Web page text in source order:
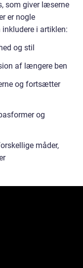
som giver læserne
er nogle
i artiklen:
og stil
af længere ben
og fortsætter
og
måder,